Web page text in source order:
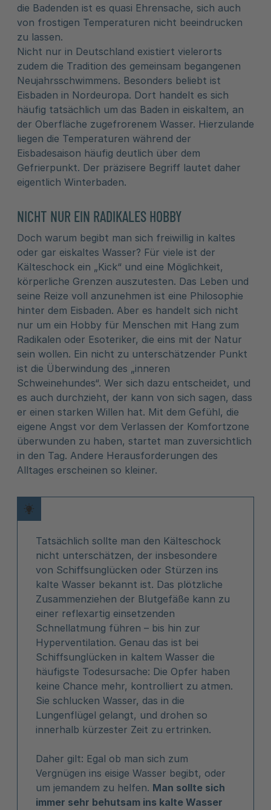
die Badenden ist es quasi Ehrensache, sich auch
von frostigen Temperaturen nicht beeindrucken
zu lassen.
Nicht nur in Deutschland existiert vielerorts
zudem die Tradition des gemeinsam begangenen
Neujahrsschwimmens. Besonders beliebt ist
Eisbaden in Nordeuropa. Dort handelt es sich
häufig tatsächlich um das Baden in eiskaltem, an
der Oberfläche zugefrorenem Wasser. Hierzulande
liegen die Temperaturen während der
Eisbadesaison häufig deutlich über dem
Gefrierpunkt. Der präzisere Begriff lautet daher
eigentlich Winterbaden.
NICHT NUR EIN RADIKALES HOBBY
Doch warum begibt man sich freiwillig in kaltes
oder gar eiskaltes Wasser? Für viele ist der
Kälteschock ein „Kick“ und eine Möglichkeit,
körperliche Grenzen auszutesten. Das Leben und
seine Reize voll anzunehmen ist eine Philosophie
hinter dem Eisbaden. Aber es handelt sich nicht
nur um ein Hobby für Menschen mit Hang zum
Radikalen oder Esoteriker, die eins mit der Natur
sein wollen. Ein nicht zu unterschätzender Punkt
ist die Überwindung des „inneren
Schweinehundes“. Wer sich dazu entscheidet, und
es auch durchzieht, der kann von sich sagen, dass
er einen starken Willen hat. Mit dem Gefühl, die
eigene Angst vor dem Verlassen der Komfortzone
überwunden zu haben, startet man zuversichtlich
in den Tag. Andere Herausforderungen des
Alltages erscheinen so kleiner.
Tatsächlich sollte man den Kälteschock
nicht unterschätzen, der insbesondere
von Schiffsunglücken oder Stürzen ins
kalte Wasser bekannt ist. Das plötzliche
Zusammenziehen der Blutgefäße kann zu
einer reflexartig einsetzenden
Schnellatmung führen – bis hin zur
Hyperventilation. Genau das ist bei
Schiffsunglücken in kaltem Wasser die
häufigste Todesursache: Die Opfer haben
keine Chance mehr, kontrolliert zu atmen.
Sie schlucken Wasser, das in die
Lungenflügel gelangt, und drohen so
innerhalb kürzester Zeit zu ertrinken.
Daher gilt: Egal ob man sich zum
Vergnügen ins eisige Wasser begibt, oder
um jemandem zu helfen. Man sollte sich
immer sehr behutsam ins kalte Wasser